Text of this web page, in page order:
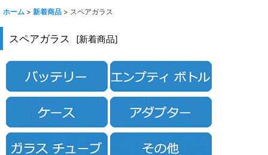
ホーム > 新着商品 > スペアガラス
スペアガラス [新着商品]